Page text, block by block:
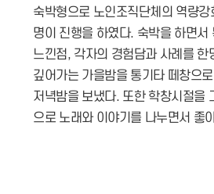
숙박형으로 노인조직단체의 역량
명이 진행을 하였다. 숙박을 하면서
느낀점, 각자의 경험담과 사례를 한
깊어가는 가을밤을 통기타 떼창으
저녁밤을 보냈다. 또한 학창시절을
으로 노래와 이야기를 나누면서 좋